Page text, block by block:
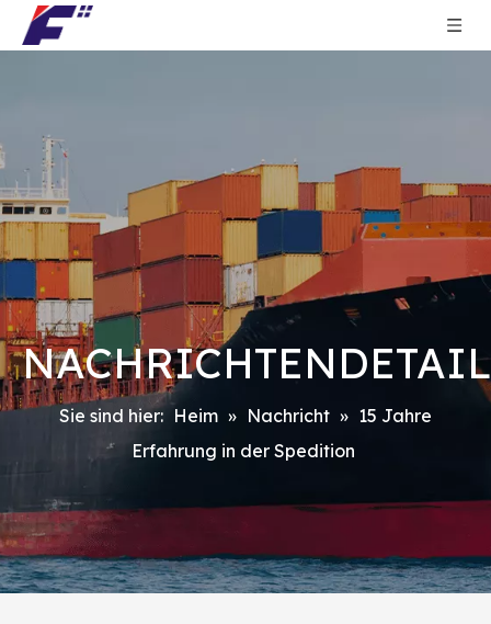
NACHRICHTENDETAIL
Sie sind hier: Heim » Nachricht » 15 Jahre
Erfahrung in der Spedition